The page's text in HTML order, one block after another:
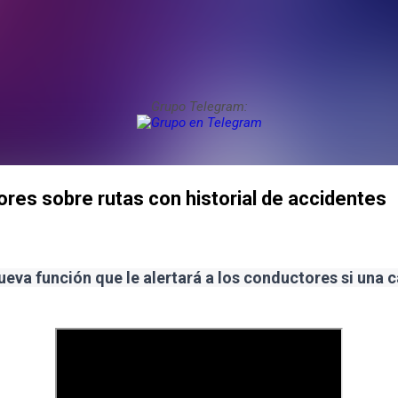
Grupo Telegram:
sobre rutas con historial de accidentes
función que le alertará a los conductores si una